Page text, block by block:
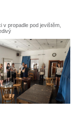
v propadle pod jevištěm,